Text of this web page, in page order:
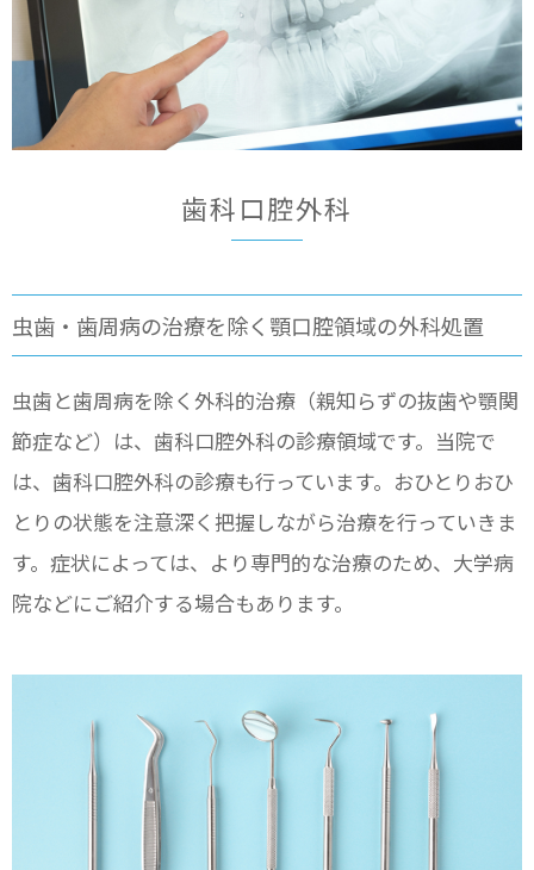
歯科口腔外科
虫歯・歯周病の治療を除く顎口腔領域の外科処置
虫歯と歯周病を除く外科的治療（親知らずの抜歯や顎関
節症など）は、歯科口腔外科の診療領域です。当院で
は、歯科口腔外科の診療も行っています。おひとりおひ
とりの状態を注意深く把握しながら治療を行っていきま
す。症状によっては、より専門的な治療のため、大学病
院などにご紹介する場合もあります。